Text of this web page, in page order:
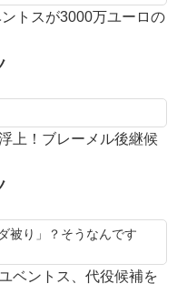
トスが3000万ユーロの
上！ブレーメル後継候
被り」？そうなんです
ベントス、代役候補を